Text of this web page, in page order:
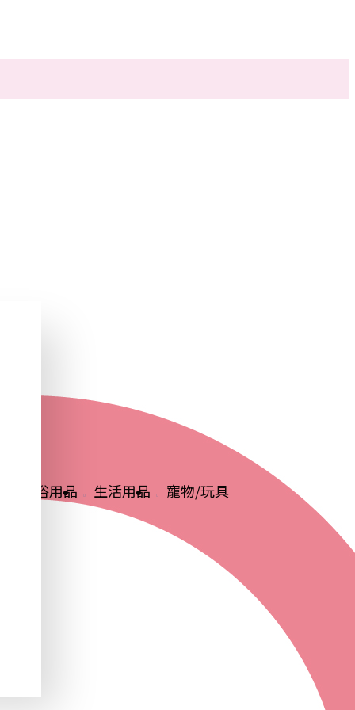
衛浴用品 生活用品 寵物/玩具